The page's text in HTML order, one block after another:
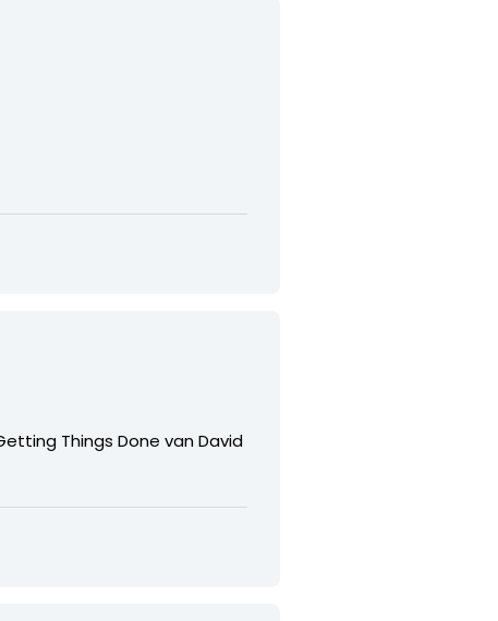
Things Done van David